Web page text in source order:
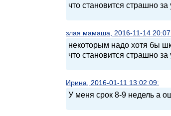
что становится страшно
злая мамаша, 2016-11-14
некоторым надо хотя бы
что становится страшно
Ирина, 2016-01-11 13:02:09:
У меня срок 8-9 недель а